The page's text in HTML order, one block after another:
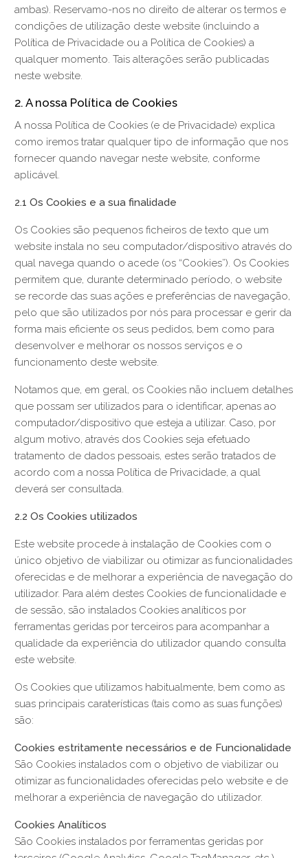
ambas). Reservamo-nos no direito de alterar os termos e
condições de utilização deste website (incluindo a
Política de Privacidade ou a Política de Cookies) a
qualquer momento. Tais alterações serão publicadas
neste website.
2. A nossa Política de Cookies
A nossa Política de Cookies (e de Privacidade) explica
como iremos tratar qualquer tipo de informação que nos
fornecer quando navegar neste website, conforme
aplicável.
2.1 Os Cookies e a sua finalidade
Os Cookies são pequenos ficheiros de texto que um
website instala no seu computador/dispositivo através do
qual navega quando o acede (os “Cookies”). Os Cookies
permitem que, durante determinado período, o website
se recorde das suas ações e preferências de navegação,
pelo que são utilizados por nós para processar e gerir da
forma mais eficiente os seus pedidos, bem como para
desenvolver e melhorar os nossos serviços e o
funcionamento deste website.
Notamos que, em geral, os Cookies não incluem detalhes
que possam ser utilizados para o identificar, apenas ao
computador/dispositivo que esteja a utilizar. Caso, por
algum motivo, através dos Cookies seja efetuado
tratamento de dados pessoais, estes serão tratados de
acordo com a nossa Política de Privacidade, a qual
deverá ser consultada.
2.2 Os Cookies utilizados
Este website procede à instalação de Cookies com o
único objetivo de viabilizar ou otimizar as funcionalidades
oferecidas e de melhorar a experiência de navegação do
utilizador. Para além destes Cookies de funcionalidade e
de sessão, são instalados Cookies analíticos por
ferramentas geridas por terceiros para acompanhar a
qualidade da experiência do utilizador quando consulta
este website.
Os Cookies que utilizamos habitualmente, bem como as
suas principais caraterísticas (tais como as suas funções)
são:
Cookies estritamente necessários e de Funcionalidade
São Cookies instalados com o objetivo de viabilizar ou
otimizar as funcionalidades oferecidas pelo website e de
melhorar a experiência de navegação do utilizador.
Cookies Analíticos
São Cookies instalados por ferramentas geridas por